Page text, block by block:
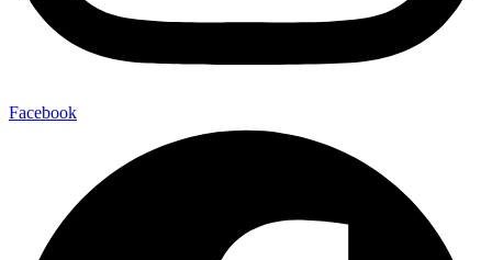
Facebook